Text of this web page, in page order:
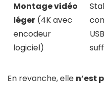
Montage vidéo
léger (4K avec
encodeur
logiciel)
USB
En revanche, elle n’est